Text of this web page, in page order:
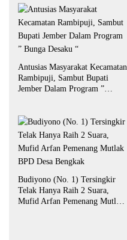
Antusias Masyarakat Kecamatan
Rambipuji, Sambut Bupati
Jember Dalam Program ”
Budiyono (No. 1) Tersingkir
Telak Hanya Raih 2 Suara,
Mufid Arfan Pemenang Mutlak